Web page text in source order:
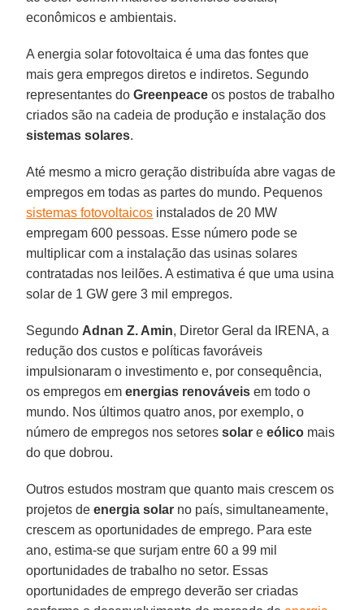
econômicos e ambientais.
A energia solar fotovoltaica é uma das fontes que
mais gera empregos diretos e indiretos. Segundo
representantes doGreenpeace os postos de trabalho
criados são na cadeia de produção e instalação dos
sistemas solares.
Até mesmo a micro geração distribuída abre vagas de
empregos em todas as partes do mundo. Pequenos
sistemas fotovoltaicos instalados de 20 MW
empregam 600 pessoas. Esse número pode se
multiplicar com a instalação das usinas solares
contratadas nos leilões. A estimativa é que uma usina
solar de 1 GW gere 3 mil empregos.
Segundo Adnan Z. Amin, Diretor Geral da IRENA, a
redução dos custos e políticas favoráveis
impulsionaram o investimento e, por consequência,
os empregos emenergias renováveis em todo o
mundo. Nos últimos quatro anos, por exemplo, o
número de empregos nos setoressolar eeólico mais
do que dobrou.
Outros estudos mostram que quanto mais crescem os
projetos deenergia solar no país, simultaneamente,
crescem as oportunidades de emprego. Para este
ano, estima-se que surjam entre 60 a 99 mil
oportunidades de trabalho no setor. Essas
oportunidades de emprego deverão ser criadas